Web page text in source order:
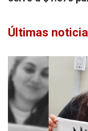
Últimas